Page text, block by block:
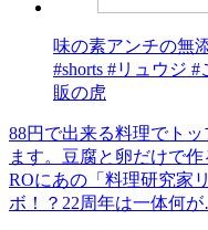
味の素アンチの無
#shorts #リュウジ
販の虎
投
稿
ナ
88円で出来る料理でト
ます。豆腐と卵だけで作
ROにあの「料理研究家
ボ！？22周年は一体何